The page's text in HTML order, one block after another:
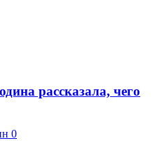
рассказала, чего
0